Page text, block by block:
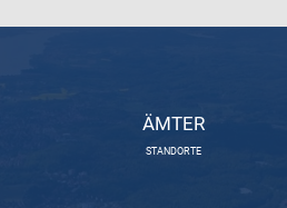
ÄMTER
STANDORTE